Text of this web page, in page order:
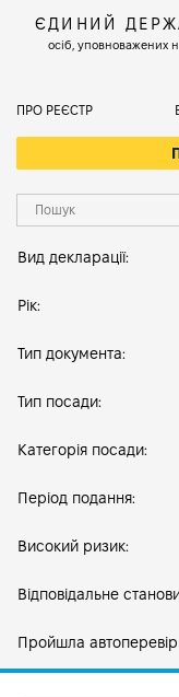
ЄДИНИЙ
осіб, уповноважених
ПРО РЕЄСТР
Вид декларації:
Рік:
Тип документа:
Тип посади:
Категорія посади:
Період подання:
Високий ризик:
Відповідальне
Пройшла